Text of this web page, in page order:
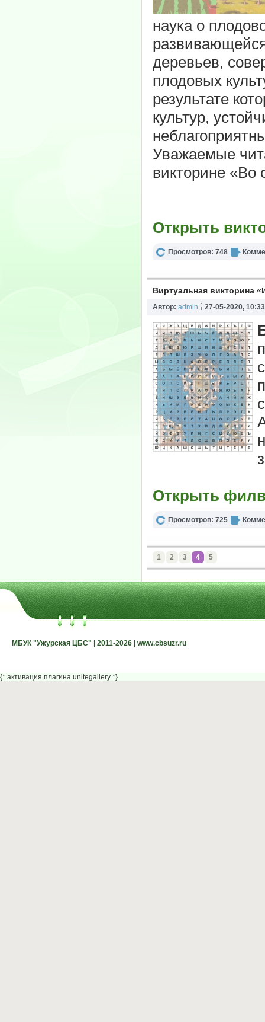
наука о
деревьев,
плодовых
результате
культур,
Уважаемые
викторине «Во
Открыть
Просмотров: 748
Виртуальная викторина
Автор: admin 27-05-2020, 10:33
Открыть
Просмотров: 725
1 2 3 4 5
МБУК "Ужурская ЦБС" | 2011-2026 | www.cbsuzr.ru
МБУК "Ужурская ЦБС" | 2011-2026 | www.cbsuzr.ru
{* активация плагина unitegallery *}